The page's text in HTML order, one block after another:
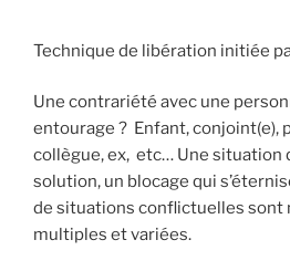
Technique de libération initiée
Une contrariété avec une
entourage ? Enfant, conjoint(e),
collègue, ex, etc… Une situation
solution, un blocage qui
de situations conflictuelles sont
multiples et variées.